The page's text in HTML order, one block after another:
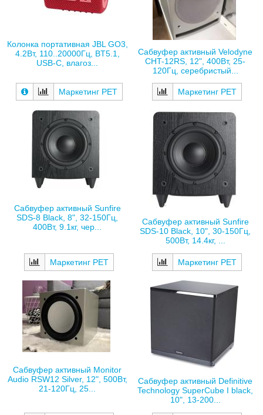
Колонка портативная JBL GO3,
4.2Вт, 110..20000Гц, BT5.1,
USB-С, влагоз...
Маркетинг РЕТ
Сабвуфер активный Velodyne
CHT-12RS, 12", 400Вт, 25-
120Гц, серебристый...
Маркетинг РЕТ
Сабвуфер активный Sunfire
SDS-8 Black, 8", 32-150Гц,
400Вт, 9.1кг, чер...
Маркетинг РЕТ
Сабвуфер активный Sunfire
SDS-10 Black, 10", 30-150Гц,
500Вт, 14.4кг, ...
Маркетинг РЕТ
Сабвуфер активный Monitor
Audio RSW12 Silver, 12", 500Вт,
21-120Гц, 25...
Сабвуфер активный Definitive
Technology SuperCube I black,
10", 13-200...